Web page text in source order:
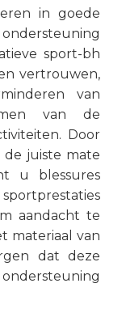
in goede
sport-bh
vertrouwen,
van
van de
Door
juiste mate
u blessures
aandacht te
materiaal van
dat deze